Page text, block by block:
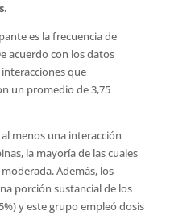
es la frecuencia de
acuerdo con los datos
que
un promedio de 3,75
menos una interacción
la mayoría de las cuales
Además, los
porción sustancial de los
y este grupo empleó dosis